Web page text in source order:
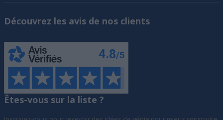
Découvrez les avis de nos clients
Êtes-vous sur la liste ?